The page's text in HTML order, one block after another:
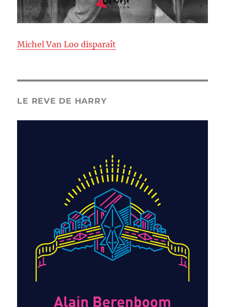
Michel Van Loo disparaît
LE REVE DE HARRY